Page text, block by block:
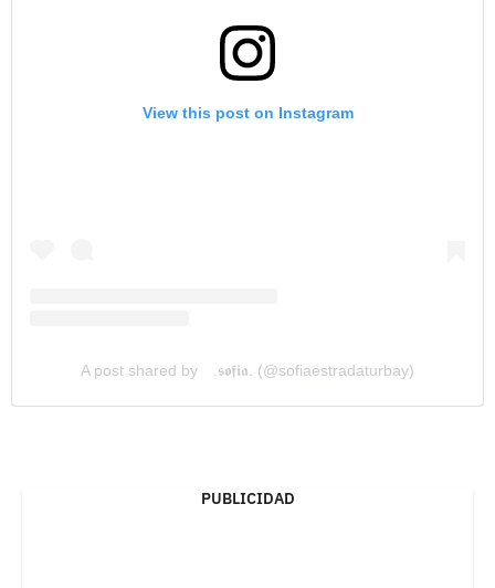
View this post on Instagram
A post shared by ⠀.𝖘𝖔𝖋𝖎𝖆. (@sofiaestradaturbay)
PUBLICIDAD